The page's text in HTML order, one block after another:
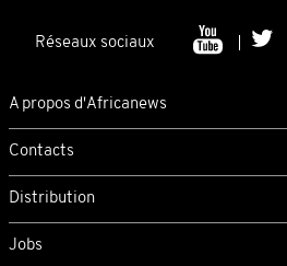
Réseaux sociaux
A propos d'Africanews
Contacts
Distribution
Jobs